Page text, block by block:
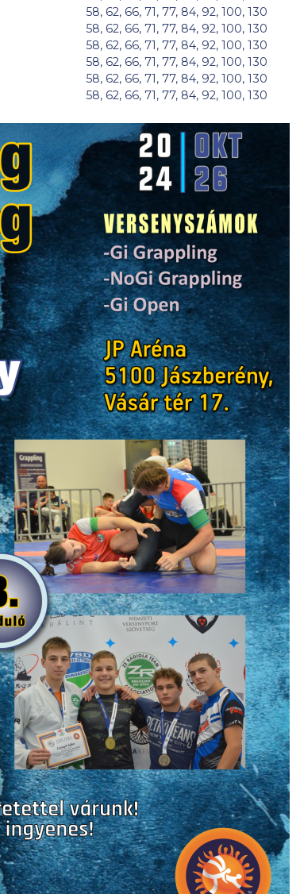
58, 62, 66, 71, 77, 84, 92, 100, 130
58, 62, 66, 71, 77, 84, 92, 100, 130
58, 62, 66, 71, 77, 84, 92, 100, 130
58, 62, 66, 71, 77, 84, 92, 100, 130
58, 62, 66, 71, 77, 84, 92, 100, 130
58, 62, 66, 71, 77, 84, 92, 100, 130